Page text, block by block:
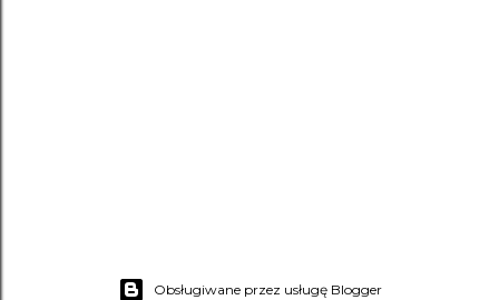
Obsługiwane przez usługę Blogger